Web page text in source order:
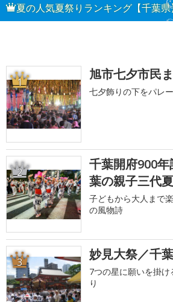
夏の人気夏祭りランキング【千葉県
1 旭市七夕市民
七夕飾りの下をパレ
2
千葉開府900
葉の親子三代
子どもから大人まで
の風物詩
3 妙見大祭／千
7つの星に願いを掛
り